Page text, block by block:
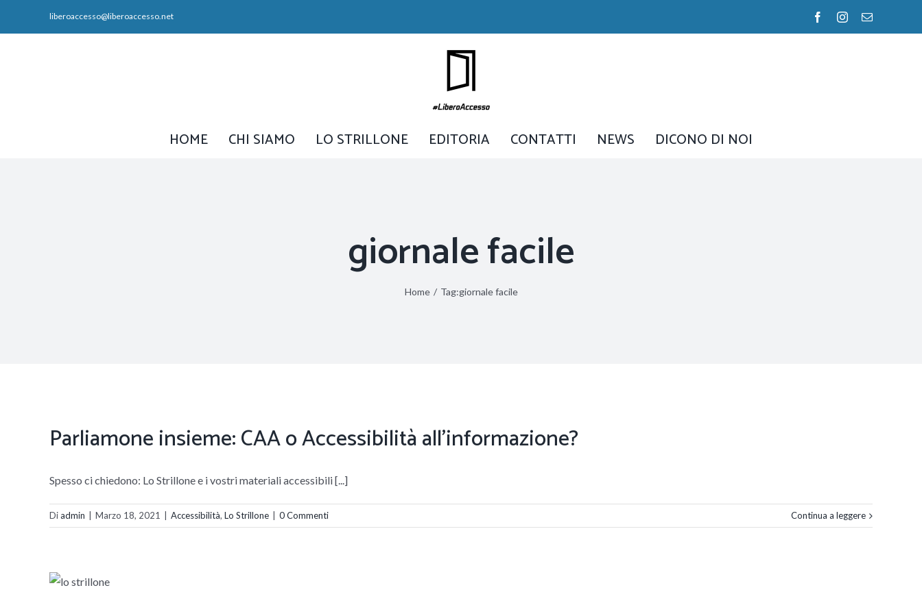
liberoaccesso@liberoaccesso.net FacebookInstagram
Email
HOME CHI SIAMO LO STRILLONE EDITORIA CONTATTI NEWS DICONO DI NOI
giornale facile
Home / Tag:giornale facile
Parliamone insieme: CAA o Accessibilità all’informazione?
Spesso ci chiedono: Lo Strillone e i vostri materiali accessibili [...]
Diadmin Marzo 18, 2021 Accessibilità, Lo Strillone 0 Commenti Continua a leggere